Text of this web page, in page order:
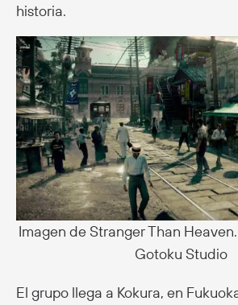
historia.
Imagen de Stranger Than
Gotoku Studio
El grupo llega a Kokura, en